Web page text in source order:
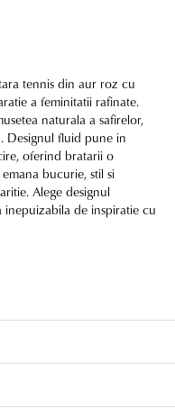
tennis din aur roz cu
a feminitatii rafinate.
naturala a safirelor,
Designul fluid pune in
oferind bratarii o
bucurie, stil si
Alege designul
inepuizabila de inspiratie cu